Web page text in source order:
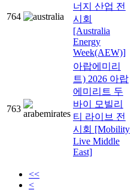
764
너지 산업 전
시회
[Australia
Energy
Week(AEW)]
763
아랍에미리
트) 2026 아랍
에미리트 두
바이 모빌리
티 라이브 전
시회 [Mobility
Live Middle
East]
<<
<